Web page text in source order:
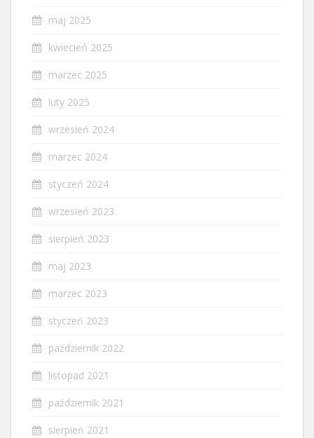
maj 2025
kwiecień 2025
marzec 2025
luty 2025
wrzesień 2024
marzec 2024
styczeń 2024
wrzesień 2023
sierpień 2023
maj 2023
marzec 2023
styczeń 2023
październik 2022
listopad 2021
październik 2021
sierpień 2021